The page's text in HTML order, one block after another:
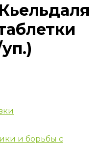
и борьбы с